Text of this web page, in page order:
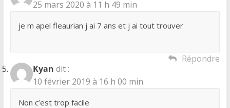
25 mars 2020 à 11 h 49 min
je m apel fleaurian j ai 7 ans et j ai tout trouver
Répondre
Kyan dit :
10 février 2019 à 16 h 00 min
Non c’est trop facile